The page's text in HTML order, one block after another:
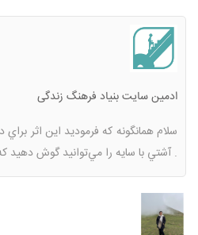
ادمین سایت بنیاد فرهنگ زندگی
سلام همانگونه كه فرموديد اين اثر
.آشتي با سايه را مي‌توانيد گوش